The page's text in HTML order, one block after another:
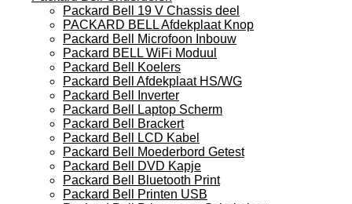
Packard Bell 19 V Chassis deel
PACKARD BELL Afdekplaat Knop
Packard Bell Microfoon Inbouw
Packard BELL WiFi Moduul
Packard Bell Koelers
Packard Bell Afdekplaat HS/WG
Packard Bell Inverter
Packard Bell Laptop Scherm
Packard Bell Brackert
Packard Bell LCD Kabel
Packard Bell Moederbord Getest
Packard Bell DVD Kapje
Packard Bell Bluetooth Print
Packard Bell Printen USB